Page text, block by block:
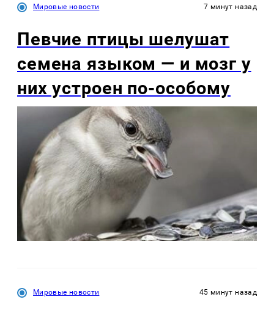
Мировые новости 7 минут назад
Певчие птицы шелушат
семена языком — и мозг у
них устроен по-особому
Мировые новости 45 минут назад